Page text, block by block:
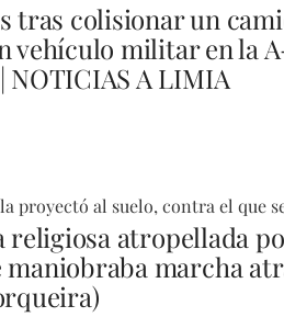
tras colisionar un
vehículo militar en la
A LIMIA
proyectó al suelo, contra el que
religiosa atropellada
marcha